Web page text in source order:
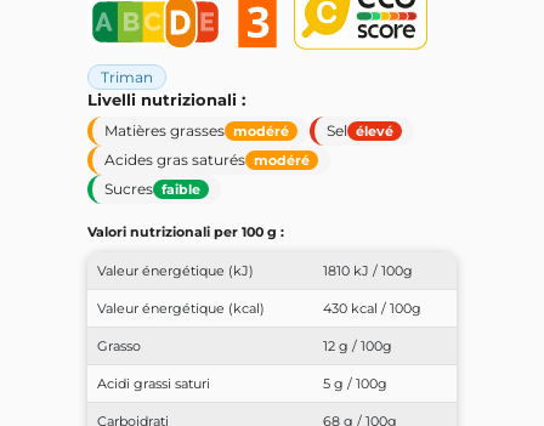
Triman
Livelli nutrizionali :
Matières grasses modéré Sel élevé
Acides gras saturés modéré
Sucres faible
Valori nutrizionali per 100 g :
Valeur énergétique (kJ) 1810 kJ / 100g
Valeur énergétique (kcal) 430 kcal / 100g
Grasso 12 g / 100g
Acidi grassi saturi 5 g / 100g
Carboidrati 68 g / 100g